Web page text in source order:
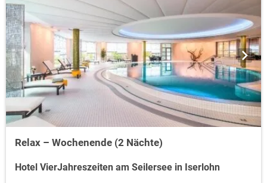
Relax – Wochenende (2 Nächte)
Hotel VierJahreszeiten am Seilersee in Iserlohn